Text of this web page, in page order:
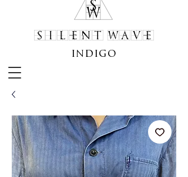
SILENT WAVE
indigo